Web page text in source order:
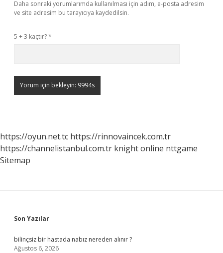
Daha sonraki yorumlarımda kullanılması için adım, e-posta adresim
ve site adresim bu tarayıcıya kaydedilsin.
5 + 3 kaçtır?*
https://oyun.net.tc https://rinnovaincek.com.tr
https://channelistanbul.com.tr knight online nttgame
Sitemap
Sidebar
Son Yazılar
bilinçsiz bir hastada nabız nereden alınır ?
Ağustos 6, 2026